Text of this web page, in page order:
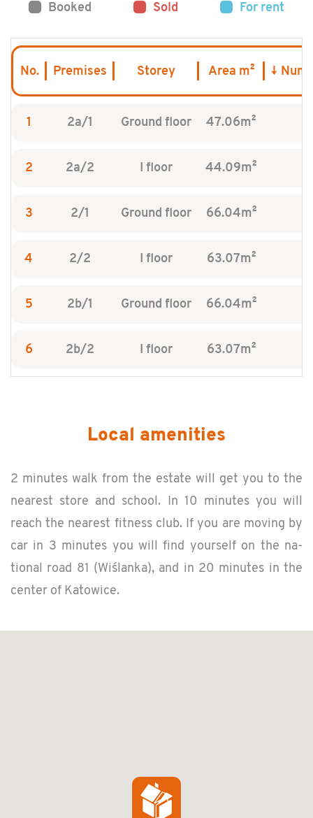
Booked Sold For rent
No. Premises Storey Area m²
1 2a/1 Ground floor 47.06m²
2 2a/2 I floor 44.09m²
3 2/1 Ground floor 66.04m²
4 2/2 I floor 63.07m²
5 2b/1 Ground floor 66.04m²
6 2b/2 I floor 63.07m²
Local amenities
2 min­utes walk from the es­tate will get you to the
near­est store and school. In 10 min­utes you will
reach the near­est fit­ness club. If you are mov­ing by
car in 3 min­utes you will find your­self on the na­
tional road 81 (Wiślanka), and in 20 min­utes in the
cen­ter of Ka­tow­ice.